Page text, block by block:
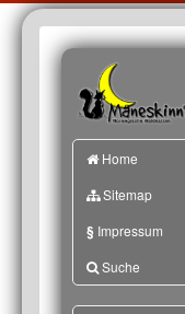
Home
Sitemap
§ Impressum
Suche